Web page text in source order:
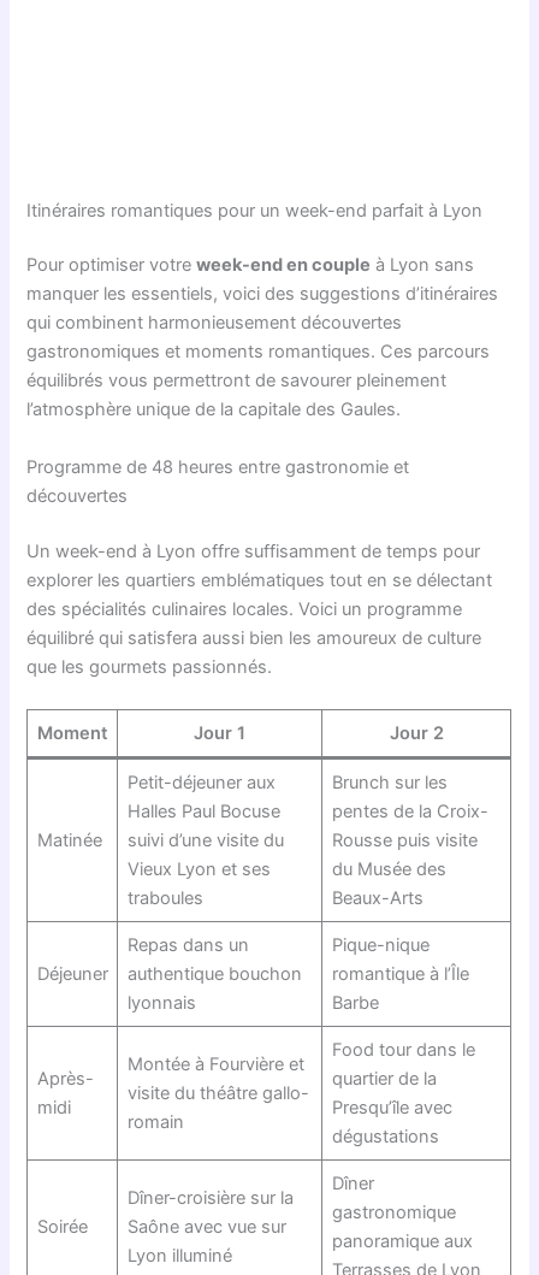
Itinéraires romantiques pour un week-end parfait à Lyon
Pour optimiser votreweek-end en couple à Lyon sans
manquer les essentiels, voici des suggestions d’itinéraires
qui combinent harmonieusement découvertes
gastronomiques et moments romantiques. Ces parcours
équilibrés vous permettront de savourer pleinement
l’atmosphère unique de la capitale des Gaules.
Programme de 48 heures entre gastronomie et
découvertes
Un week-end à Lyon offre suffisamment de temps pour
explorer les quartiers emblématiques tout en se délectant
des spécialités culinaires locales. Voici un programme
équilibré qui satisfera aussi bien les amoureux de culture
que les gourmets passionnés.
Moment Jour 1 Jour 2
Matinée
Petit-déjeuner aux
Halles Paul Bocuse
suivi d’une visite du
Vieux Lyon et ses
traboules
Brunch sur les
pentes de la Croix-
Rousse puis visite
du Musée des
Beaux-Arts
Déjeuner
Repas dans un
authentique bouchon
lyonnais
Pique-nique
romantique à l’Île
Barbe
Après-
midi
Montée à Fourvière et
visite du théâtre gallo-
romain
Food tour dans le
quartier de la
Presqu’île avec
dégustations
Soirée
Dîner-croisière sur la
Saône avec vue sur
Lyon illuminé
Dîner
gastronomique
panoramique aux
Terrasses de Lyon